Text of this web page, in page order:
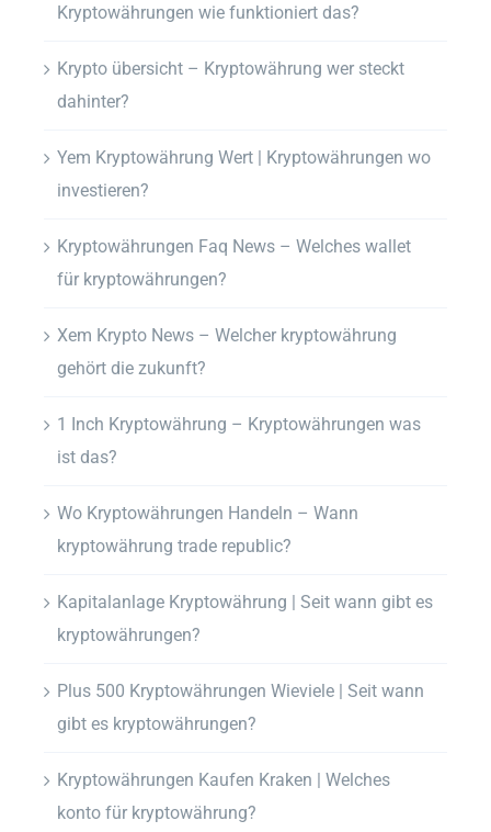
Kryptowährungen wie funktioniert das?
Krypto übersicht – Kryptowährung wer steckt
dahinter?
Yem Kryptowährung Wert | Kryptowährungen wo
investieren?
Kryptowährungen Faq News – Welches wallet
für kryptowährungen?
Xem Krypto News – Welcher kryptowährung
gehört die zukunft?
1 Inch Kryptowährung – Kryptowährungen was
ist das?
Wo Kryptowährungen Handeln – Wann
kryptowährung trade republic?
Kapitalanlage Kryptowährung | Seit wann gibt es
kryptowährungen?
Plus 500 Kryptowährungen Wieviele | Seit wann
gibt es kryptowährungen?
Kryptowährungen Kaufen Kraken | Welches
konto für kryptowährung?